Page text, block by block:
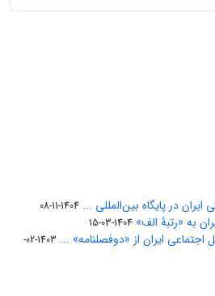
در پایگاه بین‌المللی ... 1404-11-08
به «رتبۀ الف» 1404-03-15
اجتماعی ایران از «دوفصلنامه» ...
1403-02-